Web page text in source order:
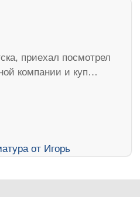
приехал посмотрел
компании и куп…